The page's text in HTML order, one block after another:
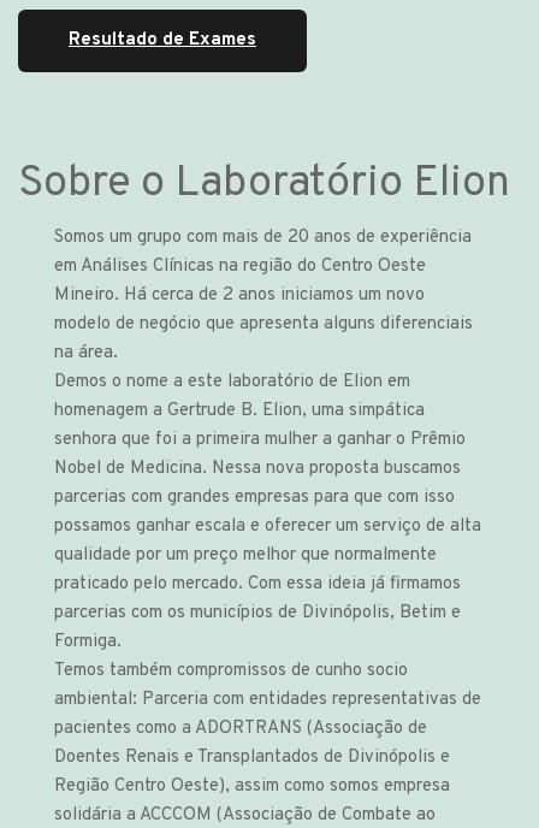
Resultado de Exames
Sobre o Laboratório Elion
Somos um grupo com mais de 20 anos de experiência
em Análises Clínicas na região do Centro Oeste
Mineiro. Há cerca de 2 anos iniciamos um novo
modelo de negócio que apresenta alguns diferenciais
na área.
Demos o nome a este laboratório de Elion em
homenagem a Gertrude B. Elion, uma simpática
senhora que foi a primeira mulher a ganhar o Prêmio
Nobel de Medicina. Nessa nova proposta buscamos
parcerias com grandes empresas para que com isso
possamos ganhar escala e oferecer um serviço de alta
qualidade por um preço melhor que normalmente
praticado pelo mercado. Com essa ideia já firmamos
parcerias com os municípios de Divinópolis, Betim e
Formiga.
Temos também compromissos de cunho socio
ambiental: Parceria com entidades representativas de
pacientes como a ADORTRANS (Associação de
Doentes Renais e Transplantados de Divinópolis e
Região Centro Oeste), assim como somos empresa
solidária a ACCCOM (Associação de Combate ao